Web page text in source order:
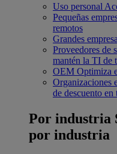
Uso personal
Pequeñas
remotos
Grandes
Proveedores de
mantén la TI de
OEM Optimiza
Organizaciones
de descuento
Por industria
por industria